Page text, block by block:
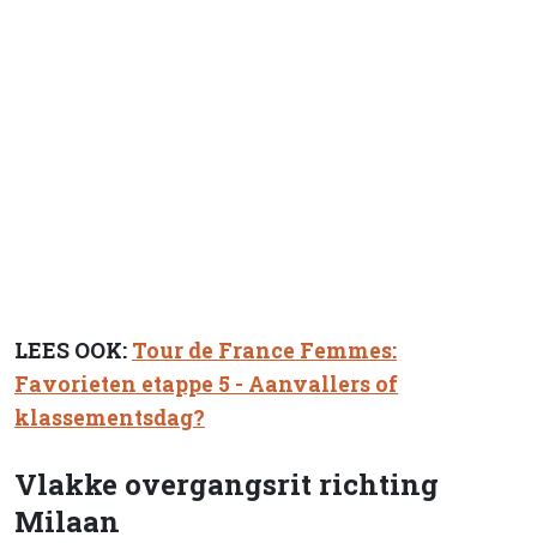
LEES OOK: Tour de France Femmes:
Favorieten etappe 5 - Aanvallers of
klassementsdag?
Vlakke overgangsrit richting
Milaan